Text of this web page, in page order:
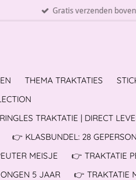
Gratis verzenden
THEMA TRAKTATIES
TRAKTATIE | DIRECT
👉 KLASBUNDEL: 28
MEISJE
👉 TRAKTATIE
5 JAAR
👉 TRAKTATIE